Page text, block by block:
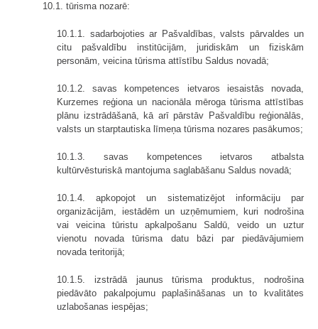
10.1. tūrisma nozarē:
10.1.1. sadarbojoties ar Pašvaldības, valsts pārvaldes un
citu pašvaldību institūcijām, juridiskām un fiziskām
personām, veicina tūrisma attīstību Saldus novadā;
10.1.2. savas kompetences ietvaros iesaistās novada,
Kurzemes reģiona un nacionāla mēroga tūrisma attīstības
plānu izstrādāšanā, kā arī pārstāv Pašvaldību reģionālās,
valsts un starptautiska līmeņa tūrisma nozares pasākumos;
10.1.3. savas kompetences ietvaros atbalsta
kultūrvēsturiskā mantojuma saglabāšanu Saldus novadā;
10.1.4. apkopojot un sistematizējot informāciju par
organizācijām, iestādēm un uzņēmumiem, kuri nodrošina
vai veicina tūristu apkalpošanu Saldū, veido un uztur
vienotu novada tūrisma datu bāzi par piedāvājumiem
novada teritorijā;
10.1.5. izstrādā jaunus tūrisma produktus, nodrošina
piedāvāto pakalpojumu paplašināšanas un to kvalitātes
uzlabošanas iespējas;